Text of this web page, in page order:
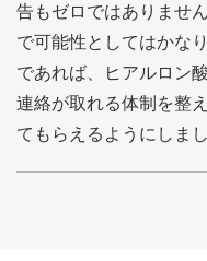
告もゼロではありませ
で可能性としてはかな
であれば、ヒアルロン
連絡が取れる体制を整
てもらえるようにしまし